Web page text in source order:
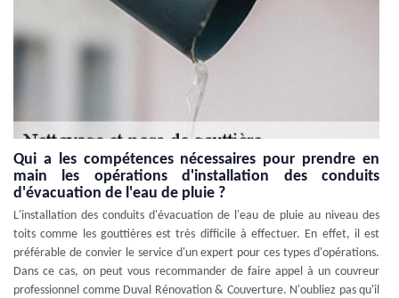
Qui a les compétences nécessaires pour prendre en
main les opérations d'installation des conduits
d'évacuation de l'eau de pluie ?
L'installation des conduits d'évacuation de l'eau de pluie au niveau des
toits comme les gouttières est très difficile à effectuer. En effet, il est
préférable de convier le service d'un expert pour ces types d'opérations.
Dans ce cas, on peut vous recommander de faire appel à un couvreur
professionnel comme Duval Rénovation & Couverture. N'oubliez pas qu'il